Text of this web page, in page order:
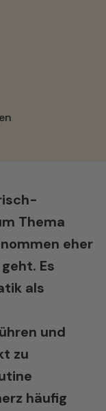
Thema
eher
Es
als
und
zu
häufig